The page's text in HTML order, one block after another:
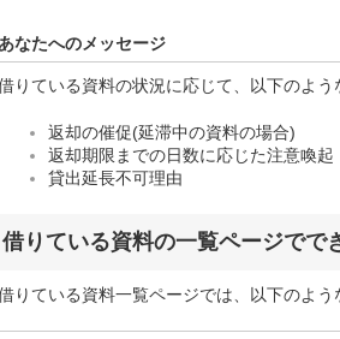
あなたへのメッセージ
りている資料の状況に応じて、以下のよう
返却の催促(延滞中の資料の場合)
返却期限までの日数に応じた注意喚起
貸出延長不可理由
借りている資料の一覧ページでで
りている資料一覧ページでは、以下のよう